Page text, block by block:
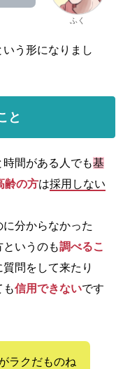
ふく
う形になりまし
と
間がある人でも基
齢の方は採用しない
分からなかった
いうのも調べるこ
質問をして来たり
も信用できないです
ラクだものね